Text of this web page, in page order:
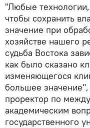
"Любые
чтобы сохранить
значение при
хозяйстве нашего
судьба Востока
как было сказано
изменяющегося
большее значение",
проректор по
академическим
государственного